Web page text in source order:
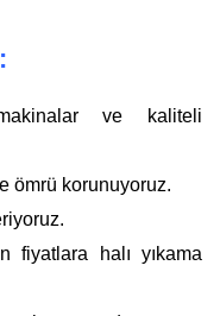
ve kaliteli
ömrü korunuyoruz.
fiyatlara halı yıkama